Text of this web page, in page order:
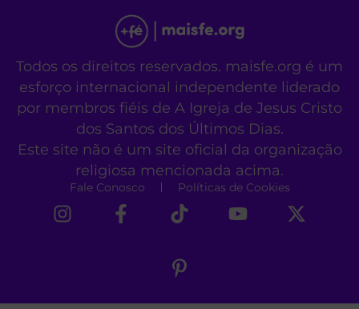
Todos os direitos reservados. maisfe.org é um
esforço internacional independente liderado
por membros fiéis de A Igreja de Jesus Cristo
dos Santos dos Últimos Dias.
Este site não é um site oficial da organização
religiosa mencionada acima.
Fale Conosco Políticas de Cookies